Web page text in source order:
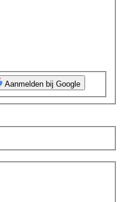
Aanmelden bij Google